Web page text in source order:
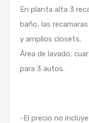
En planta alta 3
baño, las
y amplios closets.
Área de lavado,
para 3 autos.
-El precio no